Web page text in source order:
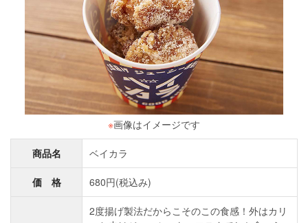
※画像はイメージです
商品名 ベイカラ
価 格 680円(税込み)
2度揚げ製法だからこそのこの食感！外はカリ